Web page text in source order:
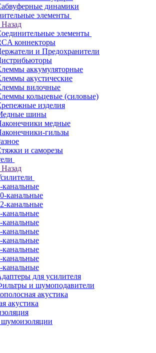
динамики
элементы
Назад
элементы
коннекторы
и Предохранители
аккумуляторные
акустические
вилочные
кольцевые (силовые)
изделия
шины
медные
гильзы
и саморезы
Назад
канальные
канальные
канальные
канальные
канальные
канальные
канальные
канальные
канальные
канальные
для усилителя
и шумоподавители
акустика
акустика
шумоизоляции